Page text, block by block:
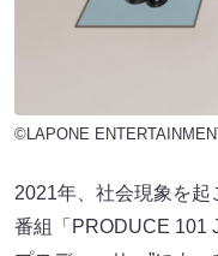
©️LAPONE
2021年、社会現象を
番組「PRODUCE 101